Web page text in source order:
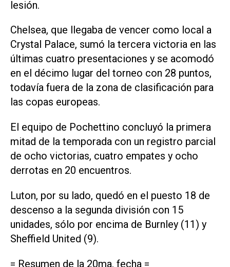
lesión.
Chelsea, que llegaba de vencer como local a
Crystal Palace, sumó la tercera victoria en las
últimas cuatro presentaciones y se acomodó
en el décimo lugar del torneo con 28 puntos,
todavía fuera de la zona de clasificación para
las copas europeas.
El equipo de Pochettino concluyó la primera
mitad de la temporada con un registro parcial
de ocho victorias, cuatro empates y ocho
derrotas en 20 encuentros.
Luton, por su lado, quedó en el puesto 18 de
descenso a la segunda división con 15
unidades, sólo por encima de Burnley (11) y
Sheffield United (9).
= Resumen de la 20ma. fecha =